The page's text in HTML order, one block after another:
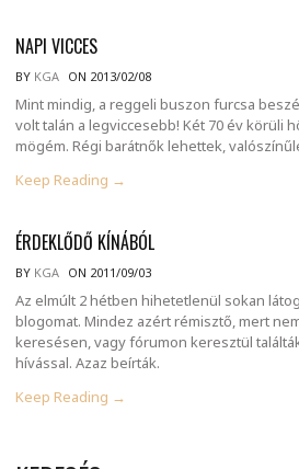
NAPI VICCES
BY KGA ON 2013/02/08
Mint mindig, a reggeli buszon furcsa
volt talán a legviccesebb! Két 70 év körüli
mögém. Régi barátnők lehettek,
Keep Reading →
ÉRDEKLŐDŐ KÍNÁBÓL
BY KGA ON 2011/09/03
Az elmúlt 2 hétben hihetetlenül sokan
blogomat. Mindez azért rémisztő, mert
keresésen, vagy fórumon keresztül
hívással. Azaz beírták.
Keep Reading →